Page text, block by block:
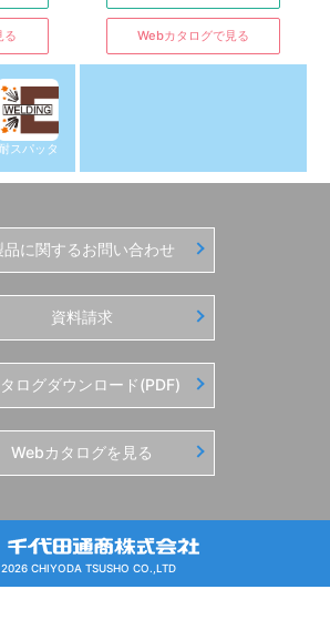
る
耐スパッタ
Webカタログで見る
品に関するお問い合わせ
資料請求
ログダウンロード(PDF)
Webカタログを見る
CHIYODA TSUSHO CO.,LTD